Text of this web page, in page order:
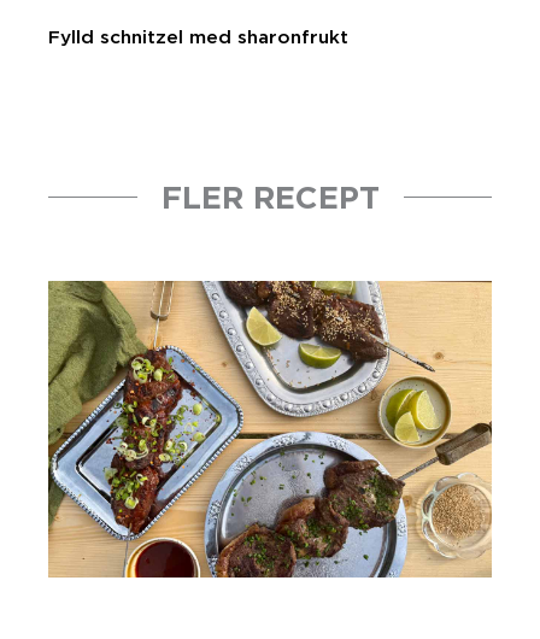
Fylld schnitzel med sharonfrukt
FLER RECEPT